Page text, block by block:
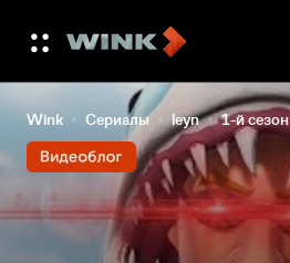
Wink Сериалы leyn 1-й сезон